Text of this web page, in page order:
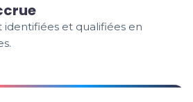
identifiées et qualifiées en